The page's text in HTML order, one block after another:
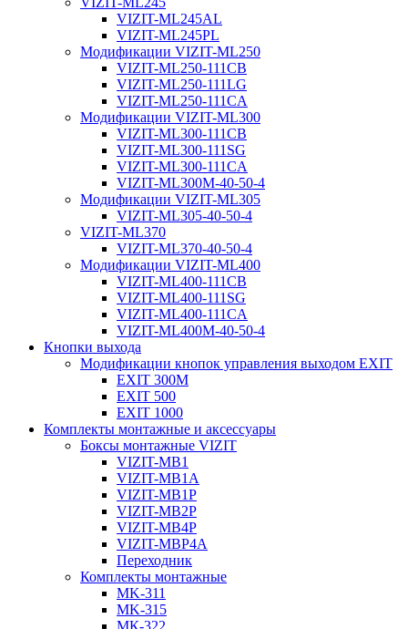
VIZIT-ML245AL
VIZIT-ML245PL
Модификации VIZIT-ML250
VIZIT-ML250-111CB
VIZIT-ML250-111LG
VIZIT-ML250-111CA
Модификации VIZIT-ML300
VIZIT-ML300-111CB
VIZIT-ML300-111SG
VIZIT-ML300-111CA
VIZIT-ML300М-40-50-4
Модификации VIZIT-ML305
VIZIT-ML305-40-50-4
VIZIT-ML370
VIZIT-ML370-40-50-4
Модификации VIZIT-ML400
VIZIT-ML400-111CB
VIZIT-ML400-111SG
VIZIT-ML400-111CA
VIZIT-ML400М-40-50-4
Кнопки выхода
Модификации кнопок управления выходом EXIT
EXIT 300M
EXIT 500
EXIT 1000
Комплекты монтажные и аксессуары
Боксы монтажные VIZIT
VIZIT-MB1
VIZIT-MB1A
VIZIT-MB1P
VIZIT-MB2Р
VIZIT-MB4P
VIZIT-МВP4A
Переходник
Комплекты монтажные
MK-311
MK-315
МК-322